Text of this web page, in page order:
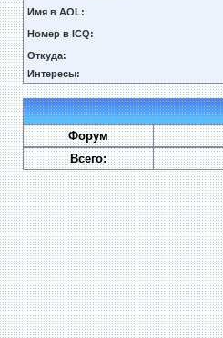
Имя в AOL:
Номер в ICQ:
Откуда:
Интересы:
Форум
Всего: